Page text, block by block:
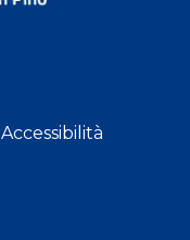
Accessibilità